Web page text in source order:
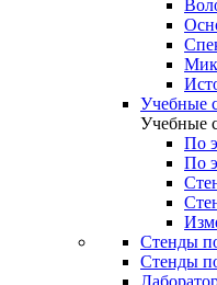
Учебные
Учебные
По
По
Стенды
Стенды